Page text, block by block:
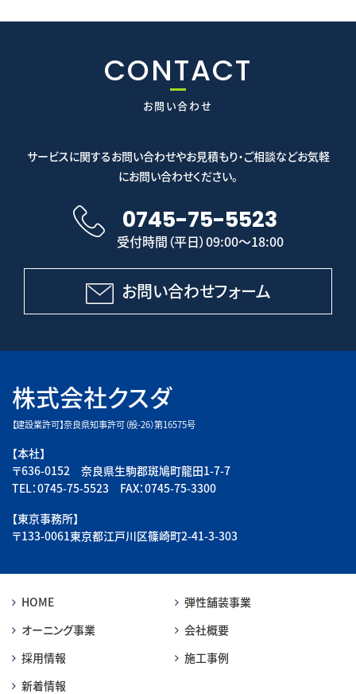
CONTACT
お問い合わせ
サービスに関するお問い合わせやお見積もり・ご相談などお気軽
にお問い合わせください。
0745-75-5523
受付時間（平日）09:00～18:00
お問い合わせフォーム
株式会社クスダ
【建設業許可】奈良県知事許可（般-26）第16575号
【本社】
〒636-0152 奈良県生駒郡斑鳩町龍田1-7-7
TEL：0745-75-5523 FAX：0745-75-3300
【東京事務所】
〒133-0061東京都江戸川区篠崎町2-41-3-303
HOME
弾性舗装事業
オーニング事業
会社概要
採用情報
施工事例
新着情報